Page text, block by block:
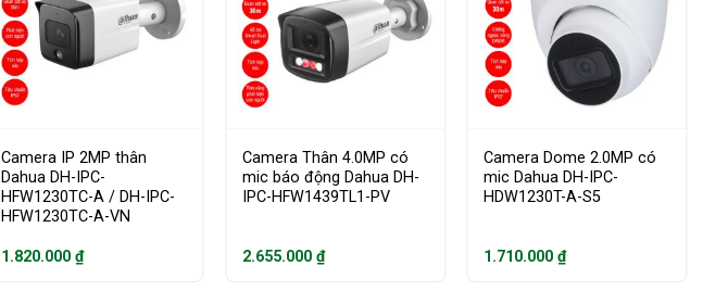
Camera IP 2MP thân
Dahua DH-IPC-
HFW1230TC-A / DH-IPC-
HFW1230TC-A-VN
1.820.000 ₫
Camera Thân 4.0MP có
mic báo động Dahua DH-
IPC-HFW1439TL1-PV
2.655.000₫
Camera Dome 2.0MP có
mic Dahua DH-IPC-
HDW1230T-A-S5
1.710.000₫